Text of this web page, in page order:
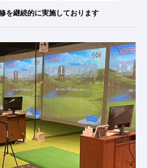
を継続的に実施しております